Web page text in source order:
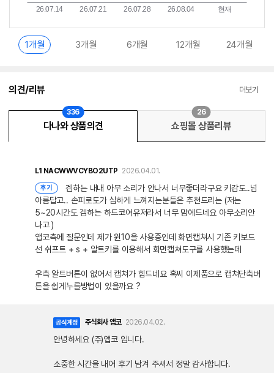
1개월 3개월 6개월 12개월 24개월
의견/리뷰 더보기
다나와 상품의견
336
쇼핑몰 상품리뷰
26
L1 NACWWVCYBO2UTP 2026.04.01.
후기
겜하는 내내 아무 소리가 안나서 너무좋더라구요 키감도..넘
아름답고.. 손피로도가 심하게 느껴지는분들은 추천드리는 (저는
5~20시간도 겜하는 하드코어유저라서 너무 맘에드네요 아무소리안
나고 )
앱코측에 질문인데 제가 윈10을 사용중인데 화면캡쳐시 기존 키보드
선 쉬프트 + s + 알트키를 이용해서 화면캡쳐도구를 사용했는데
우측 알트버튼이 없어서 캡쳐가 힘드네요 혹씨 이제품으로 캡쳐단축버
튼을 쉽게누를방법이 있을까요 ?
공식계정 주식회사 앱코 2026.04.02.
안녕하세요 (주)앱코 입니다.
소중한 시간을 내어 후기 남겨 주셔서 정말 감사합니다.